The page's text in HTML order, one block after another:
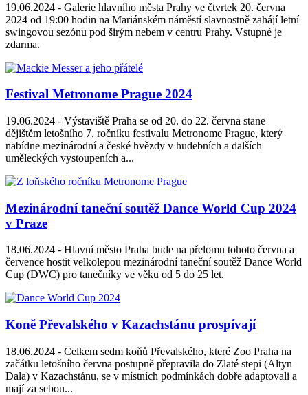
19.06.2024 - Galerie hlavního města Prahy ve čtvrtek 20. června
2024 od 19:00 hodin na Mariánském náměstí slavnostně zahájí letní
swingovou sezónu pod širým nebem v centru Prahy. Vstupné je
zdarma.
Festival Metronome Prague 2024
19.06.2024 - Výstaviště Praha se od 20. do 22. června stane
dějištěm letošního 7. ročníku festivalu Metronome Prague, který
nabídne mezinárodní a české hvězdy v hudebních a dalších
uměleckých vystoupeních a...
Mezinárodní taneční soutěž Dance World Cup 2024
v Praze
18.06.2024 - Hlavní město Praha bude na přelomu tohoto června a
července hostit velkolepou mezinárodní taneční soutěž Dance World
Cup (DWC) pro tanečníky ve věku od 5 do 25 let.
Koně Převalského v Kazachstánu prospívají
18.06.2024 - Celkem sedm koňů Převalského, které Zoo Praha na
začátku letošního června postupně přepravila do Zlaté stepi (Altyn
Dala) v Kazachstánu, se v místních podmínkách dobře adaptovali a
mají za sebou...